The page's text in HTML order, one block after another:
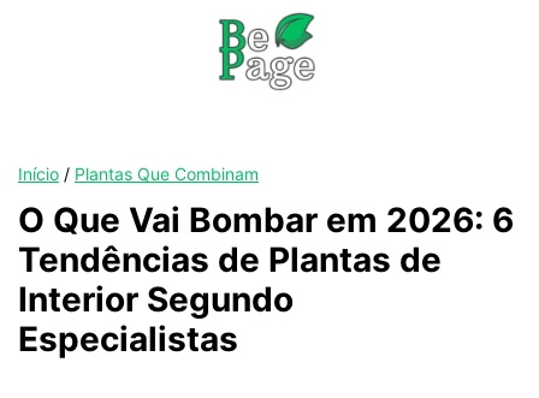
Início / Plantas Que Combinam
O Que Vai Bombar em 2026: 6
Tendências de Plantas de
Interior Segundo
Especialistas